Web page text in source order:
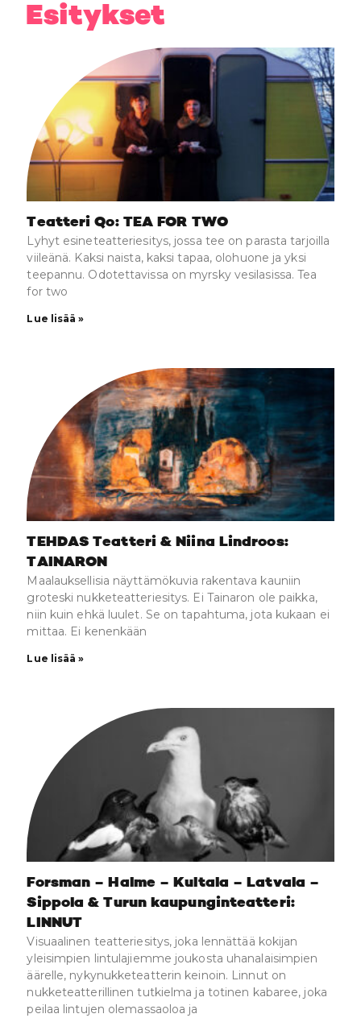
Esitykset
Teatteri Qo: TEA FOR TWO
Lyhyt esineteatteriesitys, jossa tee on parasta tarjoilla
viileänä. Kaksi naista, kaksi tapaa, olohuone ja yksi
teepannu. Odotettavissa on myrsky vesilasissa. Tea
for two
Lue lisää »
TEHDAS Teatteri & Niina Lindroos:
TAINARON
Maalauksellisia näyttämökuvia rakentava kauniin
groteski nukketeatteriesitys. Ei Tainaron ole paikka,
niin kuin ehkä luulet. Se on tapahtuma, jota kukaan ei
mittaa. Ei kenenkään
Lue lisää »
Forsman – Halme – Kultala – Latvala –
Sippola & Turun kaupunginteatteri:
LINNUT
Visuaalinen teatteriesitys, joka lennättää kokijan
yleisimpien lintulajiemme joukosta uhanalaisimpien
äärelle, nykynukketeatterin keinoin. Linnut on
nukketeatterillinen tutkielma ja totinen kabaree, joka
peilaa lintujen olemassaoloa ja